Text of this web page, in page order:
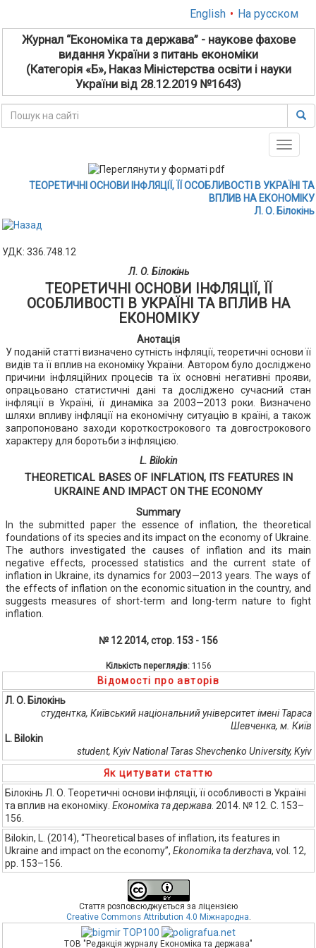
English • На русском
Журнал “Економіка та держава” - наукове фахове
видання України з питань економіки
(Категорія «Б», Наказ Міністерства освіти і науки
України від 28.12.2019 №1643)
Toggle
ТЕОРЕТИЧНІ ОСНОВИ ІНФЛЯЦІЇ, ЇЇ ОСОБЛИВОСТІ В УКРАЇНІ ТА
ВПЛИВ НА ЕКОНОМІКУ
Л. О. Білокінь
УДК: 336.748.12
Л. О. Білокінь
ТЕОРЕТИЧНІ ОСНОВИ ІНФЛЯЦІЇ, ЇЇ
ОСОБЛИВОСТІ В УКРАЇНІ ТА ВПЛИВ НА
ЕКОНОМІКУ
Анотація
У поданій статті визначено сутність інфляції, теоретичні основи її
видів та її вплив на економіку України. Автором було досліджено
причини інфляційних процесів та їх основні негативні прояви,
опрацьовано статистичні дані та досліджено сучасний стан
інфляції в Україні, її динаміка за 2003—2013 роки. Визначено
шляхи впливу інфляції на економічну ситуацію в країні, а також
запропоновано заходи короткострокового та довгострокового
характеру для боротьби з інфляцією.
L. Bilokin
THEORETICAL BASES OF INFLATION, ITS FEATURES IN
UKRAINE AND IMPACT ON THE ECONOMY
Summary
In the submitted paper the essence of inflation, the theoretical
foundations of its species and its impact on the economy of Ukraine.
The authors investigated the causes of inflation and its main
negative effects, processed statistics and the current state of
inflation in Ukraine, its dynamics for 2003—2013 years. The ways of
the effects of inflation on the economic situation in the country, and
suggests measures of short-term and long-term nature to fight
inflation.
№ 12 2014, стор. 153 - 156
Кількість переглядів: 1156
Відомості про авторів
Л. О. Білокінь
студентка, Київський національний університет імені Тараса
Шевченка, м. Київ
L. Bilokin
student, Kyiv National Taras Shevchenko University, Kyiv
Як цитувати статтю
Білокінь Л. О. Теоретичні основи інфляції, її особливості в Україні
та вплив на економіку. Економіка та держава . 2014. № 12. С. 153–
156.
Bilokin, L. (2014), “Theoretical bases of inflation, its features in
Ukraine and impact on the economy”, Ekonomika ta derzhava, vol. 12,
pp. 153–156.
Стаття розповсюджується за ліцензією
Creative Commons Attribution 4.0 Міжнародна
ТОВ "Редакція журналу Економіка та держава"